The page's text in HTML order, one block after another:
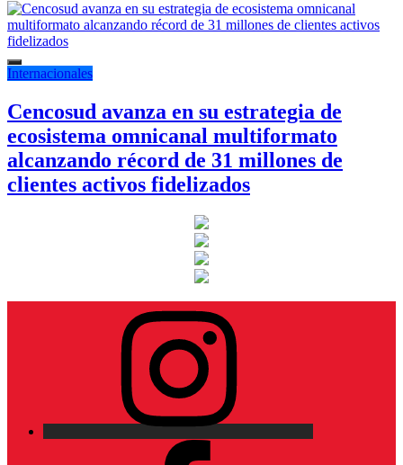
Internacionales
Cencosud avanza en su estrategia de
ecosistema omnicanal multiformato
alcanzando récord de 31 millones de
clientes activos fidelizados